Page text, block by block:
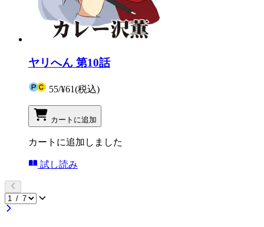
ヤリへん 第10話
55/¥61(税込)
カートに追加
カートに追加しました
試し読み